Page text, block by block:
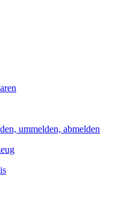
ummelden, abmelden